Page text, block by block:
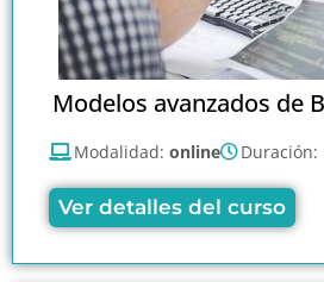
Modelos avanzados de
Modalidad: online Duración:
Ver detalles del curso